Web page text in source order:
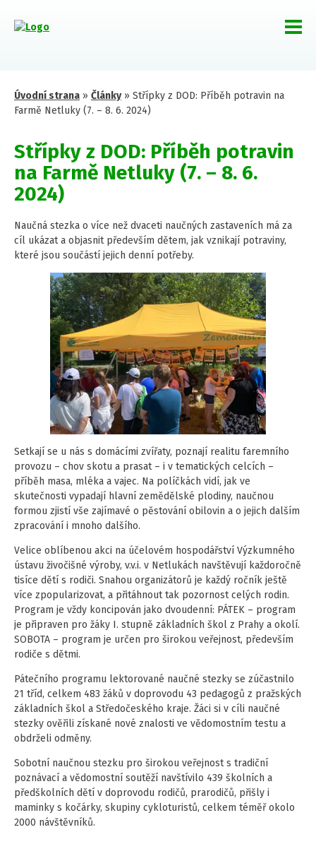
Úvodní strana » Články» Střípky z DOD: Příběh potravin na
Farmě Netluky (7. – 8. 6. 2024)
Střípky z DOD: Příběh potravin
na Farmě Netluky (7. – 8. 6.
2024)
Naučná stezka o více než dvaceti naučných zastaveních má za
cíl ukázat a objasnit především dětem, jak vznikají potraviny,
které jsou součástí jejich denní potřeby.
Setkají se u nás s domácími zvířaty, poznají realitu faremního
provozu – chov skotu a prasat – i v tematických celcích –
příběh masa, mléka a vajec. Na políčkách vidí, jak ve
skutečnosti vypadají hlavní zemědělské plodiny, naučnou
formou zjistí vše zajímavé o pěstování obilovin a o jejich dalším
zpracování i mnoho dalšího.
Velice oblíbenou akci na účelovém hospodářství Výzkumného
ústavu živočišné výroby, v.v.i. v Netlukách navštěvují každoročně
tisíce dětí s rodiči. Snahou organizátorů je každý ročník ještě
více zpopularizovat, a přitáhnout tak pozornost celých rodin.
Program je vždy koncipován jako dvoudenní: PÁTEK – program
je připraven pro žáky I. stupně základních škol z Prahy a okolí.
SOBOTA – program je určen pro širokou veřejnost, především
rodiče s dětmi.
Pátečního programu lektorované naučné stezky se zúčastnilo
21 tříd, celkem 483 žáků v doprovodu 43 pedagogů z pražských
základních škol a Středočeského kraje. Žáci si v cíli naučné
stezky ověřili získané nové znalosti ve vědomostním testu a
obdrželi odměny.
Sobotní naučnou stezku pro širokou veřejnost s tradiční
poznávací a vědomostní soutěží navštívilo 439 školních a
předškolních dětí v doprovodu rodičů, prarodičů, přišly i
maminky s kočárky, skupiny cykloturistů, celkem téměř okolo
2000 návštěvníků.